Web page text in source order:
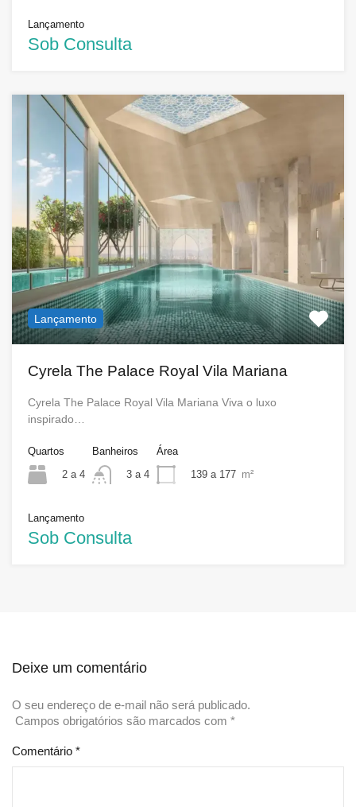
Lançamento
Sob Consulta
Lançamento
Cyrela The Palace Royal Vila Mariana
Cyrela The Palace Royal Vila Mariana Viva o luxo
inspirado…
Quartos
2 a 4
Banheiros
3 a 4
Área
139 a 177 m²
Lançamento
Sob Consulta
Deixe um comentário
O seu endereço de e-mail não será publicado.
Campos obrigatórios são marcados com *
Comentário *